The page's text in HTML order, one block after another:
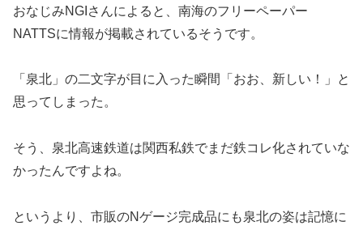
おなじみNGIさんによると、南海のフリーペーパー
NATTSに情報が掲載されているそうです。
「泉北」の二文字が目に入った瞬間「おお、新しい！」と
思ってしまった。
そう、泉北高速鉄道は関西私鉄でまだ鉄コレ化されていな
かったんですよね。
というより、市販のNゲージ完成品にも泉北の姿は記憶に